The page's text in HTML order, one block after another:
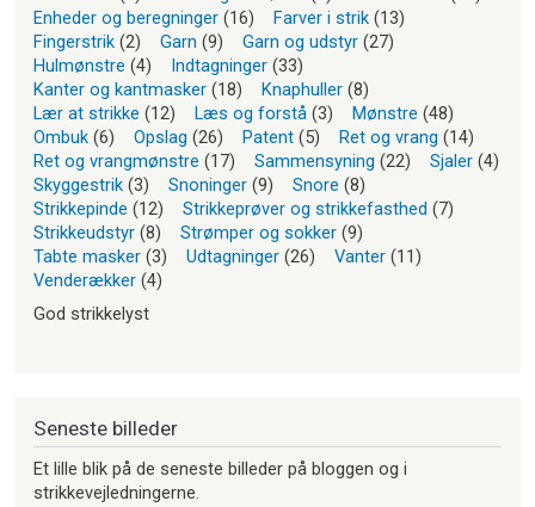
Enheder og beregninger (16) Farver i strik (13)
Fingerstrik (2) Garn (9) Garn og udstyr (27)
Hulmønstre (4) Indtagninger (33)
Kanter og kantmasker (18) Knaphuller (8)
Lær at strikke (12) Læs og forstå (3) Mønstre (48)
Ombuk (6) Opslag (26) Patent (5) Ret og vrang (14)
Ret og vrangmønstre (17) Sammensyning (22) Sjaler (4)
Skyggestrik (3) Snoninger (9) Snore (8)
Strikkepinde (12) Strikkeprøver og strikkefasthed (7)
Strikkeudstyr (8) Strømper og sokker (9)
Tabte masker (3) Udtagninger (26) Vanter (11)
Venderækker (4)
God strikkelyst
Seneste billeder
Et lille blik på de seneste billeder på bloggen og i
strikkevejledningerne.